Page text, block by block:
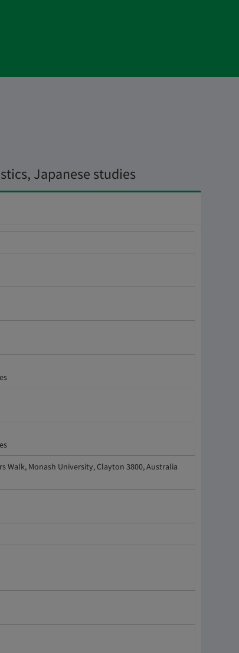
Japanese studies
Walk, Monash University, Clayton 3800, Australia